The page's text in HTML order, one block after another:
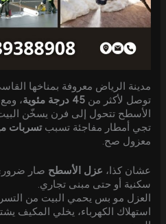
مدينة الرياض معروفة بمناخها
توصل لأكثر من45 درجة مئوية
،
الأسطح تتحول إلى فرن يسخّن
تجي أمطار مفاجئة تسببتسربات
معزول صح.
عشان كذا، عزل الأسطح صار
سكنية أو حتى مبنى تجاري.
العزل مو بس يحمي البيت من
استهلاك الكهرباء، يخلي المكيف